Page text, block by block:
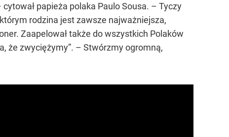
papieża polaka Paulo Sousa. – Tyczy
rodzina jest zawsze najważniejsza,
Zaapelował także do wszystkich Polaków
że zwyciężymy”. – Stwórzmy ogromną,